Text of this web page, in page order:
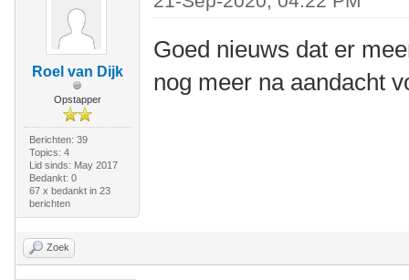
Roel van Dijk
Opstapper
Berichten: 39
Topics: 4
Lid sinds: May 2017
Bedankt: 0
67 x bedankt in 23
berichten
Goed nieuws dat er
nog meer na aandacht
Zoek